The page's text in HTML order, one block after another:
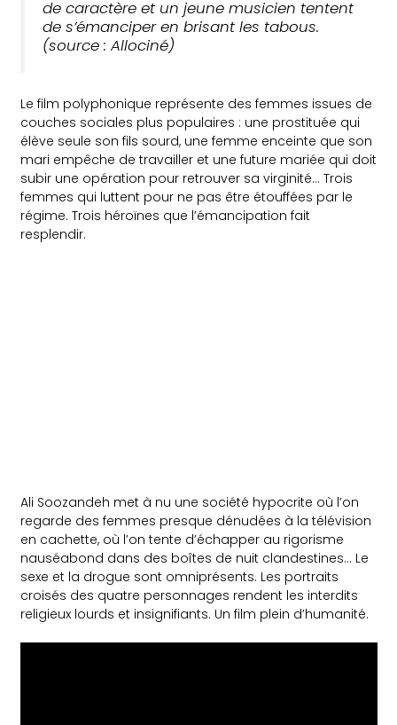
de caractère et un jeune musicien tentent
de s’émanciper en brisant les tabous.
(source : Allociné)
Le film polyphonique représente des femmes issues de
couches sociales plus populaires : une prostituée qui
élève seule son fils sourd, une femme enceinte que son
mari empêche de travailler et une future mariée qui doit
subir une opération pour retrouver sa virginité… Trois
femmes qui luttent pour ne pas être étouffées par le
régime. Trois héroïnes que l’émancipation fait
resplendir.
Ali Soozandeh met à nu une société hypocrite où l’on
regarde des femmes presque dénudées à la télévision
en cachette, où l’on tente d’échapper au rigorisme
nauséabond dans des boîtes de nuit clandestines… Le
sexe et la drogue sont omniprésents. Les portraits
croisés des quatre personnages rendent les interdits
religieux lourds et insignifiants. Un film plein d’humanité.